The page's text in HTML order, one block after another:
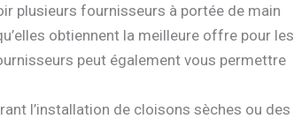
plusieurs fournisseurs à portée de main
obtiennent la meilleure offre pour les
peut également vous permettre
l’installation de cloisons sèches ou des